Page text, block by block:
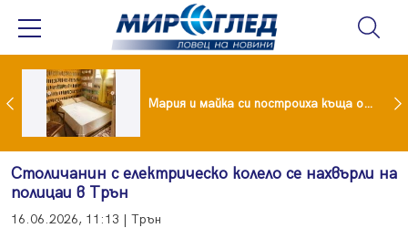
Крадци убиха футболен национал с павета Мария и майка си построиха къща от 8000 стъклени бутилки
Столичанин с електрическо колело се нахвърли на
полицаи в Трън
16.06.2026, 11:13 | Трън